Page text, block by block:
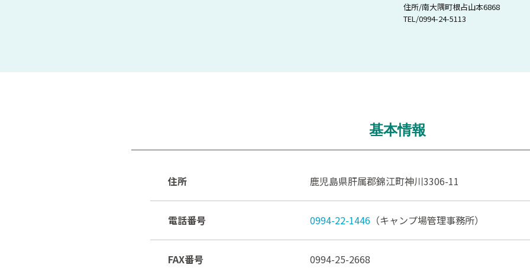
住所/南大隅町根占山本6868
TEL/0994-24-5113
基本情報
住所 鹿児島県肝属郡錦江町神川3306-11
電話番号 0994-22-1446 （キャンプ場管理事務所）
FAX番号 0994-25-2668